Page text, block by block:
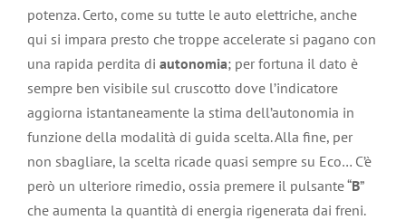
potenza. Certo, come su tutte le auto elettriche, anche
qui si impara presto che troppe accelerate si pagano con
una rapida perdita di autonomia; per fortuna il dato è
sempre ben visibile sul cruscotto dove l’indicatore
aggiorna istantaneamente la stima dell’autonomia in
funzione della modalità di guida scelta. Alla fine, per
non sbagliare, la scelta ricade quasi sempre su Eco… C’è
però un ulteriore rimedio, ossia premere il pulsante “B”
che aumenta la quantità di energia rigenerata dai freni.